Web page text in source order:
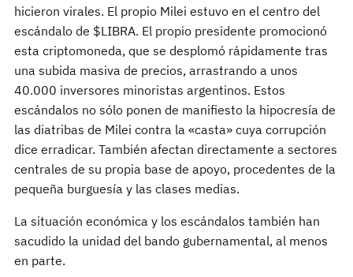
hicieron virales. El propio Milei estuvo en el centro del
escándalo de $LIBRA. El propio presidente promocionó
esta criptomoneda, que se desplomó rápidamente tras
una subida masiva de precios, arrastrando a unos
40.000 inversores minoristas argentinos. Estos
escándalos no sólo ponen de manifiesto la hipocresía de
las diatribas de Milei contra la «casta» cuya corrupción
dice erradicar. También afectan directamente a sectores
centrales de su propia base de apoyo, procedentes de la
pequeña burguesía y las clases medias.
La situación económica y los escándalos también han
sacudido la unidad del bando gubernamental, al menos
en parte.